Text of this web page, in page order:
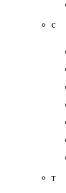
с
т